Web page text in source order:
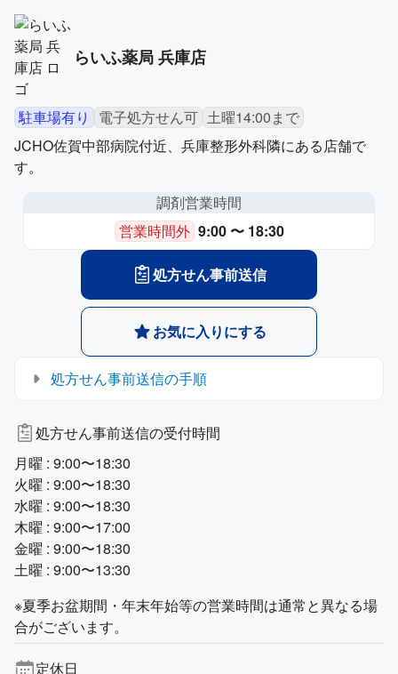
らいふ薬局 兵庫店
駐車場有り 電子処方せん可 土曜14:00まで
JCHO佐賀中部病院付近、兵庫整形外科隣にある店舗で
す。
調剤営業時間
営業時間外 9:00 〜 18:30
処方せん事前送信
お気に入りにする
処方せん事前送信の手順
処方せん事前送信の受付時間
月曜 : 9:00〜18:30
火曜 : 9:00〜18:30
水曜 : 9:00〜18:30
木曜 : 9:00〜17:00
金曜 : 9:00〜18:30
土曜 : 9:00〜13:30
※夏季お盆期間・年末年始等の営業時間は通常と異なる場
合がございます。
定休日